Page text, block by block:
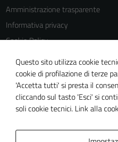
Amministrazione trasparente
Informativa privacy
Cookie Policy
Note legali
Dichiarazione di accessibilità
Piano di miglioramento del sito
Statistiche sito web
Questo sito utilizza cookie
cookie di profilazione di terze
'Accetta tutti' si presta il
cliccando sul tasto 'Esci' si
soli cookie tecnici. Link alla